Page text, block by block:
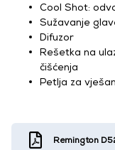
Cool Shot:
Sužavanje
Difuzor
Rešetka na
čišćenja
Petlja za
Remington